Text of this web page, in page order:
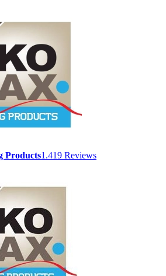
Products1.419 Reviews